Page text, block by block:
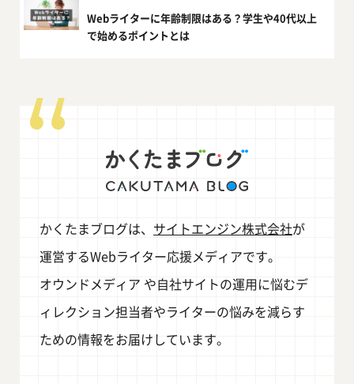
Webライターに年齢制限はある？学生や40代以上
で始めるポイントとは
かくたまブログは、 サイトエンジン株式会社が
運営するWebライター応援メディアです。
オウンドメディア や自社サイトの運用に悩むデ
ィレクション担当者やライターの悩みを減らす
ための情報をお届けしています。